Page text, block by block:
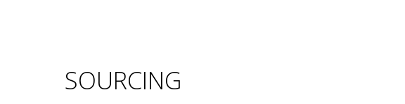
SOURCING